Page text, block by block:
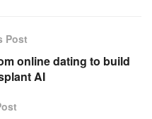
Post
online dating to build
AI